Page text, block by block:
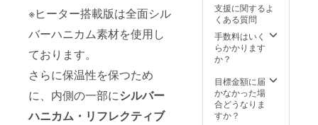
※ヒーター搭載版は全面シル
バーハニカム素材を使用し
ております。
さらに保温性を保つため
に、内側の一部にシルバー
ハニカム・リフレクティブ
いた
上、応
援くだ
さいま
すよ
ろしく
お願い
申し上
げま
支援に関するよ
くある質問
手数料はいく
らかかります
か？
目標金額に届
かなかった場
合どうなりま
すか？